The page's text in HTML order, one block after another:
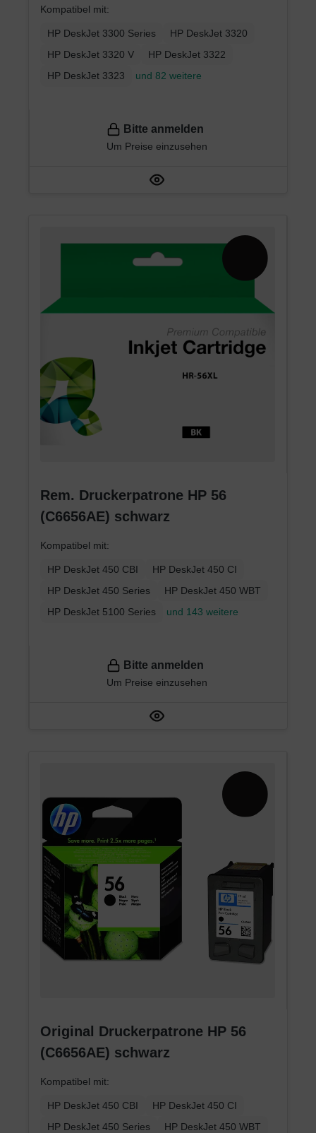
Kompatibel mit:
HP DeskJet 3300 Series
HP DeskJet 3320
HP DeskJet 3320 V
HP DeskJet 3322
HP DeskJet 3323
und 82 weitere
Bitte anmelden
Um Preise einzusehen
Rem. Druckerpatrone HP 56
(C6656AE) schwarz
Kompatibel mit:
HP DeskJet 450 CBI
HP DeskJet 450 CI
HP DeskJet 450 Series
HP DeskJet 450 WBT
HP DeskJet 5100 Series
und 143 weitere
Bitte anmelden
Um Preise einzusehen
Original Druckerpatrone HP 56
(C6656AE) schwarz
Kompatibel mit:
HP DeskJet 450 CBI
HP DeskJet 450 CI
HP DeskJet 450 Series
HP DeskJet 450 WBT